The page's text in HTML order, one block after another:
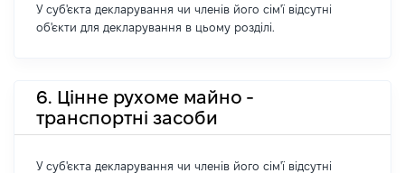
У суб'єкта декларування чи членів його сім'ї відсутні
об'єкти для декларування в цьому розділі.
6. Цінне рухоме майно -
транспортні засоби
У суб'єкта декларування чи членів його сім'ї відсутні